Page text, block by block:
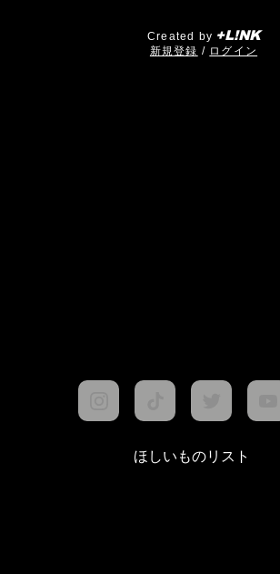
Created by +L!NK
​新規登録 / ログイン
ほしいものリスト